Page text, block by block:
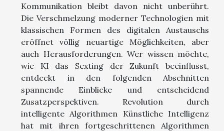
Kommunikation bleibt davon nicht unberührt.
Die Verschmelzung moderner Technologien mit
klassischen Formen des digitalen Austauschs
eröffnet völlig neuartige Möglichkeiten, aber
auch Herausforderungen. Wer wissen möchte,
wie KI das Sexting der Zukunft beeinflusst,
entdeckt in den folgenden Abschnitten
spannende Einblicke und entscheidend
Zusatzperspektiven. Revolution durch
intelligente Algorithmen Künstliche Intelligenz
hat mit ihren fortgeschrittenen Algorithmen